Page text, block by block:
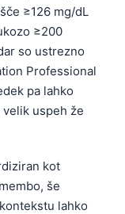
≥126 mg/dL
≥200
so ustrezno
Professional
pa lahko
velik uspeh že
kot
še
lahko